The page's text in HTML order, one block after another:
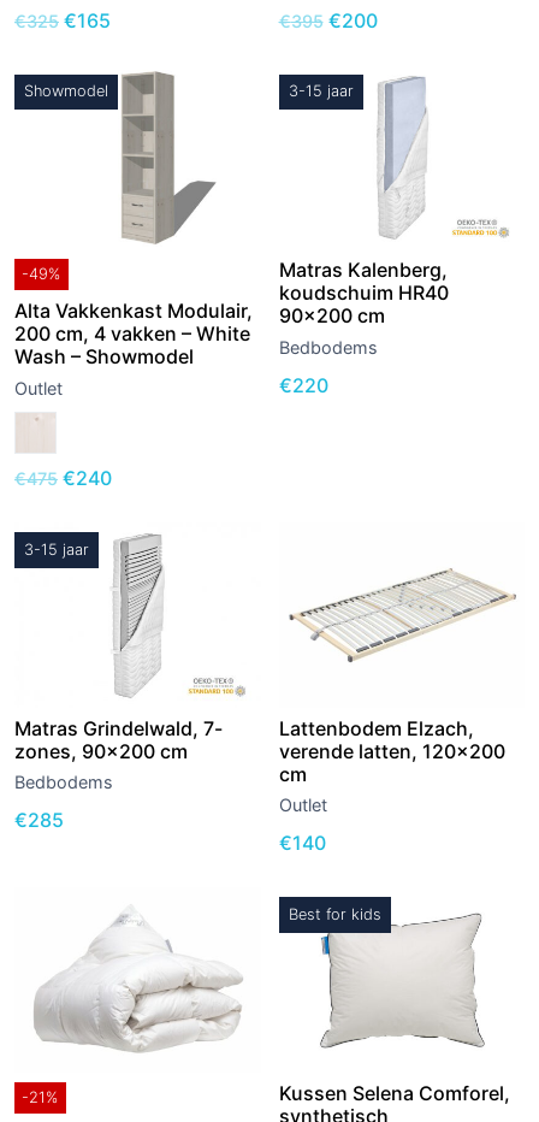
€325 €165 €395 €200
Showmodel
-49%
Alta Vakkenkast Modulair,
200 cm, 4 vakken – White
Wash – Showmodel
Outlet
€475 €240
3-15 jaar
Matras Kalenberg,
koudschuim HR40
90×200 cm
Bedbodems
€220
3-15 jaar
Matras Grindelwald, 7-
zones, 90×200 cm
Bedbodems
€285
Lattenbodem Elzach,
verende latten, 120×200
cm
Outlet
€140
-21%
Best for kids
Kussen Selena Comforel,
synthetisch